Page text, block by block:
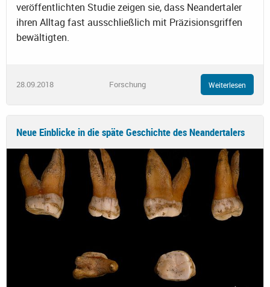
veröffentlichten Studie zeigen sie, dass Neandertaler
ihren Alltag fast ausschließlich mit Präzisionsgriffen
bewältigten.
28.09.2018 Forschung Weiterlesen
Neue Einblicke in die späte Geschichte des Neandertalers